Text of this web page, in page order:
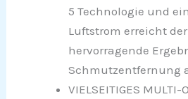
5 Technologie und
Luftstrom erreicht
hervorragende
Schmutzentfernung
VIELSEITIGES MULTI-